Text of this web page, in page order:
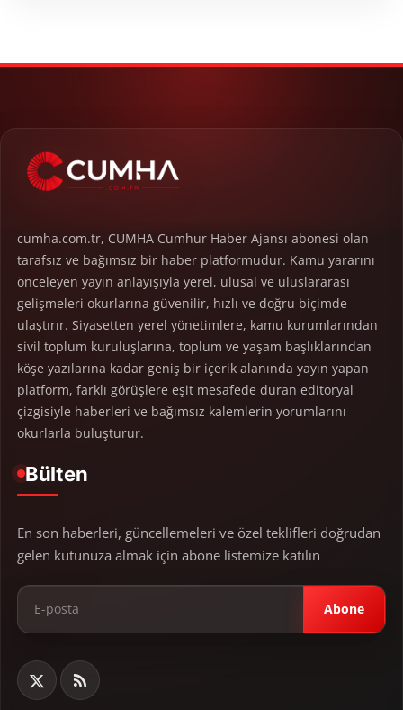
cumha.com.tr, CUMHA Cumhur Haber Ajansı abonesi olan
tarafsız ve bağımsız bir haber platformudur. Kamu yararını
önceleyen yayın anlayışıyla yerel, ulusal ve uluslararası
gelişmeleri okurlarına güvenilir, hızlı ve doğru biçimde
ulaştırır. Siyasetten yerel yönetimlere, kamu kurumlarından
sivil toplum kuruluşlarına, toplum ve yaşam başlıklarından
köşe yazılarına kadar geniş bir içerik alanında yayın yapan
platform, farklı görüşlere eşit mesafede duran editoryal
çizgisiyle haberleri ve bağımsız kalemlerin yorumlarını
okurlarla buluşturur.
Bülten
En son haberleri, güncellemeleri ve özel teklifleri doğrudan
gelen kutunuza almak için abone listemize katılın
Abone